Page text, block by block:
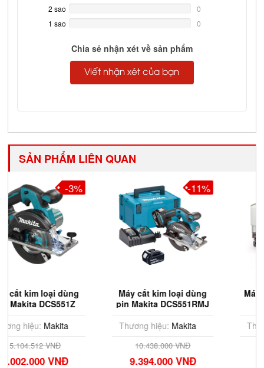
Complete
2 sao
Complete
0
1 sao
0
Chia sẻ nhận xét về sản phẩm
Viết nhận xét của bạn
SẢN PHẨM LIÊN QUAN
Máy cắt kim loại dùng
pin Makita DCS551RMJ
Thương hiệu:
10.438.000 VNĐ
9.394.000 VNĐ
Máy cắt kim loại Makita
JS1602
Thương hiệu:
7.494.228 VNĐ
7.344.000 VNĐ